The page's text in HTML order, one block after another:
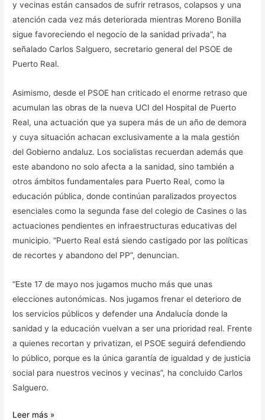
y vecinas están cansados de sufrir retrasos, colapsos y una
atención cada vez más deteriorada mientras Moreno Bonilla
sigue favoreciendo el negocio de la sanidad privada”, ha
señalado Carlos Salguero, secretario general del PSOE de
Puerto Real.
Asimismo, desde el PSOE han criticado el enorme retraso que
acumulan las obras de la nueva UCI del Hospital de Puerto
Real, una actuación que ya supera más de un año de demora
y cuya situación achacan exclusivamente a la mala gestión
del Gobierno andaluz. Los socialistas recuerdan además que
este abandono no solo afecta a la sanidad, sino también a
otros ámbitos fundamentales para Puerto Real, como la
educación pública, donde continúan paralizados proyectos
esenciales como la segunda fase del colegio de Casines o las
actuaciones pendientes en infraestructuras educativas del
municipio. “Puerto Real está siendo castigado por las políticas
de recortes y abandono del PP”, denuncian.
“Este 17 de mayo nos jugamos mucho más que unas
elecciones autonómicas. Nos jugamos frenar el deterioro de
los servicios públicos y defender una Andalucía donde la
sanidad y la educación vuelvan a ser una prioridad real. Frente
a quienes recortan y privatizan, el PSOE seguirá defendiendo
lo público, porque es la única garantía de igualdad y de justicia
social para nuestros vecinos y vecinas”, ha concluido Carlos
Salguero.
Leer más »